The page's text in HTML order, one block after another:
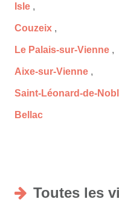
Isle ,
Couzeix ,
Le Palais-sur-Vienne ,
Aixe-sur-Vienne ,
Saint-Léonard-de-
Bellac
Toutes les